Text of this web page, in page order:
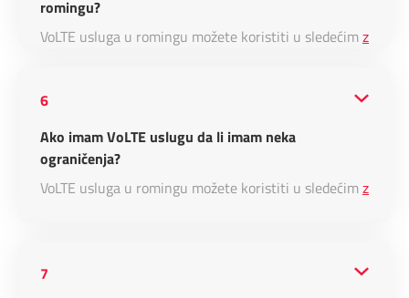
romingu?
VoLTE usluga u romingu možete koristiti u sledećim
6
Ako imam VoLTE uslugu da li imam neka
ograničenja?
VoLTE usluga u romingu možete koristiti u sledećim
7